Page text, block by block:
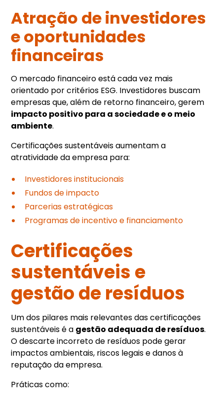
Atração de investidores
e oportunidades
financeiras
O mercado financeiro está cada vez mais
orientado por critérios ESG. Investidores buscam
empresas que, além de retorno financeiro, gerem
impacto positivo para a sociedade e o meio
ambiente.
Certificações sustentáveis aumentam a
atratividade da empresa para:
Investidores institucionais
Fundos de impacto
Parcerias estratégicas
Programas de incentivo e financiamento
Certificações
sustentáveis e
gestão de resíduos
Um dos pilares mais relevantes das certificações
sustentáveis é a gestão adequada de resíduos.
O descarte incorreto de resíduos pode gerar
impactos ambientais, riscos legais e danos à
reputação da empresa.
Práticas como: